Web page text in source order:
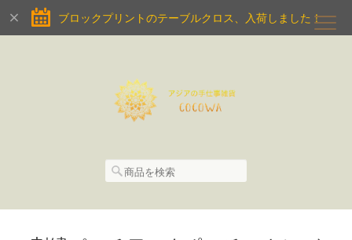
ブロックプリントのテーブルクロス、入荷しました！